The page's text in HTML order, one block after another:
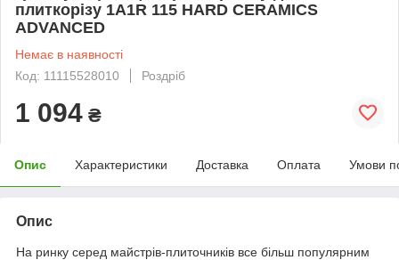
плиткорізу 1A1R 115 HARD CERAMICS
ADVANCED
Немає в наявності
Код: 11115528010
Роздріб
1 094 ₴
Опис Характеристики Доставка Оплата Умови
Опис
На ринку серед майстрів-плиточників все більш популярним